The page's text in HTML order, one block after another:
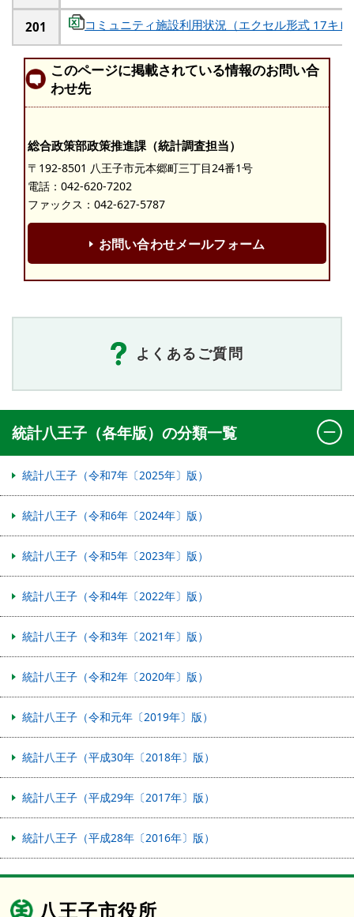
201 コミュニティ施設利用状況（エクセル形式 17キ
このページに掲載されている情報のお問い合
わせ先
総合政策部政策推進課（統計調査担当）
〒192-8501 八王子市元本郷町三丁目24番1号
電話： 042-620-7202
ファックス：042-627-5787
お問い合わせメールフォーム
よくあるご質問
統計八王子（各年版）の分類一覧
統計八王子（令和7年〔2025年〕版）
統計八王子（令和6年〔2024年〕版）
統計八王子（令和5年〔2023年〕版）
統計八王子（令和4年〔2022年〕版）
統計八王子（令和3年〔2021年〕版）
統計八王子（令和2年〔2020年〕版）
統計八王子（令和元年〔2019年〕版）
統計八王子（平成30年〔2018年〕版）
統計八王子（平成29年〔2017年〕版）
統計八王子（平成28年〔2016年〕版）
八王子市役所